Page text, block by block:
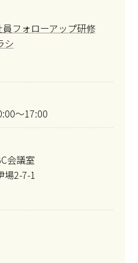
員フォローアップ研修
シ
～17:00
会議室
2-7-1